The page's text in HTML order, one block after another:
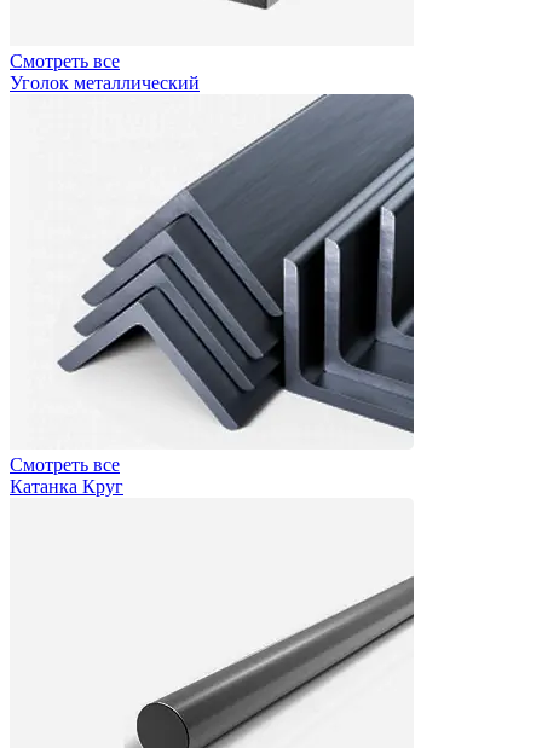
Смотреть все
Уголок металлический
Смотреть все
Катанка Круг